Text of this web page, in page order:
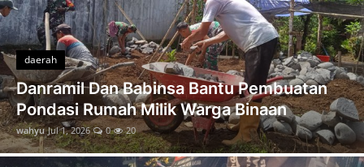
Contact
Tangan Terampil Tukang Bentuk Bekisting Plat Beton TMMD Siap Dicor
Di Tengah TMMD Serka Suwondo Turun ke Sawah Bantu Warga Panen Padi
Rumah Pak Toid Kian Layak Huni Pemasangan Keramik Jadi Tanda RTLH Hampir Rampung
Sekdes Dampingi Pengukuran Pastikan Hasil TMMD Sesuai Standar
TMMD Reguler ke-129 Pak RW Sakum Setia Dampingi Pembangunan Desa
Sepiring Nasi dari Pak Ha Penyemangat Satgas TMMD di Tengah Terik Matahari
daerah
Babinsa Koramil 13 Banjarmangu Sigap
Bantu Warga Bangun RTLH
wahyu Jul 2, 2026 0 16